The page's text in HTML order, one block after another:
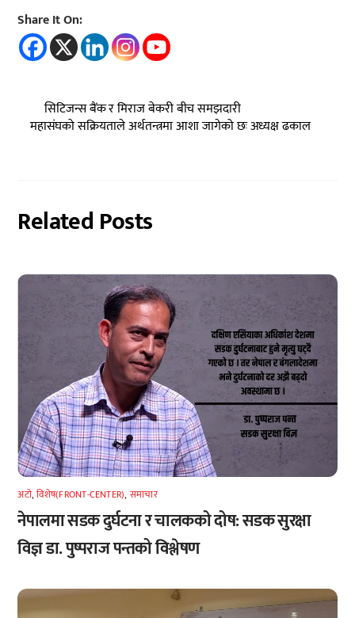
Share It On:
सिटिजन्स बैंक र मिराज बेकरी बीच समझदारी
महासंघको सक्रियताले अर्थतन्त्रमा आशा जागेको छः अध्यक्ष ढकाल
Related Posts
अटाे,विशेष(FRONT-CENTER), समाचार
नेपालमा सडक दुर्घटना र चालकको दोष: सडक सुरक्षा
विज्ञ डा. पुष्पराज पन्तको विश्लेषण